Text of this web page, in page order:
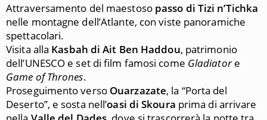
Attraversamento del maestoso passo di Tizi n’Tichka
nelle montagne dell’Atlante, con viste panoramiche
spettacolari.
Visita alla Kasbah di Ait Ben Haddou, patrimonio
dell’UNESCO e set di film famosi come Gladiatore
Game of Thrones.
Proseguimento verso Ouarzazate, la “Porta del
Deserto”, e sosta nell’oasi di Skoura prima di arrivare